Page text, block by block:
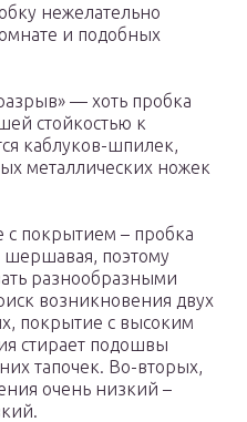
нежелательно
и подобных
— хоть пробка
стойкостью к
каблуков-шпилек,
металлических ножек
с покрытием – пробка
шершавая, поэтому
разнообразными
возникновения двух
покрытие с высоким
стирает подошвы
тапочек. Во-вторых,
очень низкий –